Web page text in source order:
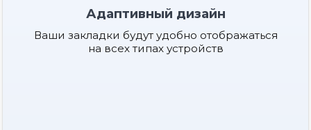
Адаптивный дизайн
Ваши закладки будут удобно отображаться
на всех типах устройств